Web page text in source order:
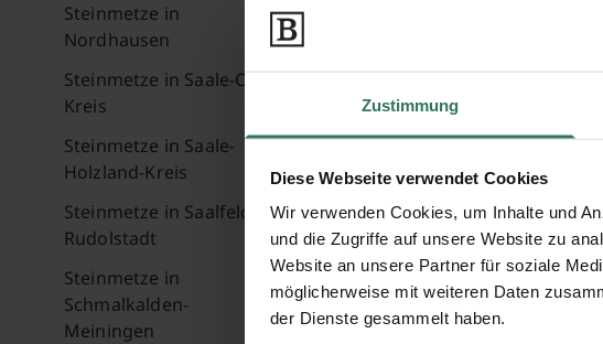
Zustimmung
Diese Webseite verwendet Cookies
Wir verwenden Cookies, um Inhalte und
und die Zugriffe auf unsere Website zu
Website an unsere Partner für soziale
möglicherweise mit weiteren Daten
der Dienste gesammelt haben.
Steinmetze in
Nordhausen
Steinmetze in Saale-Orla-
Kreis
Steinmetze in Saale-
Holzland-Kreis
Steinmetze in Saalfeld-
Rudolstadt
Steinmetze in
Schmalkalden-
Meiningen
37351 Dingelstädt